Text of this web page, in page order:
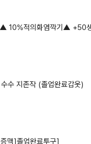
10%적의화염깍기▲
지존작 (졸업완료갑옷)
맥]졸업완료투구]